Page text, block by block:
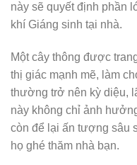
này sẽ quyết định phần
khí Giáng sinh tại nhà.
Một cây thông được
thị giác mạnh mẽ, làm
thường trở nên kỳ diệu,
này không chỉ ảnh
còn để lại ấn tượng sâu
họ ghé thăm nhà bạn.